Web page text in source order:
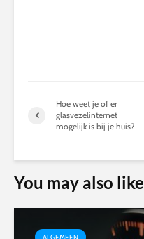
Hoe weet je of er
glasvezelinternet
mogelijk is bij je huis?
You may also like